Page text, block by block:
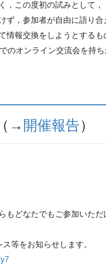
この度初の試みとして
，参加者が自由に語り
報交換をしようとする
オンライン交流会を持
→ 開催報告）
なたでもご参加いただ
等をお知らせします。